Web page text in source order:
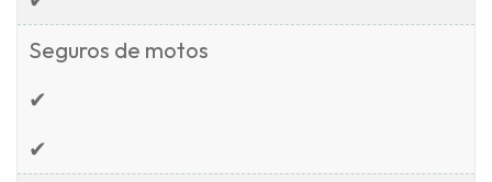
Seguros de motos
✔
✔